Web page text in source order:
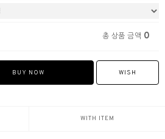
총 상품 금액 0
BUY NOW WISH
WITH ITEM